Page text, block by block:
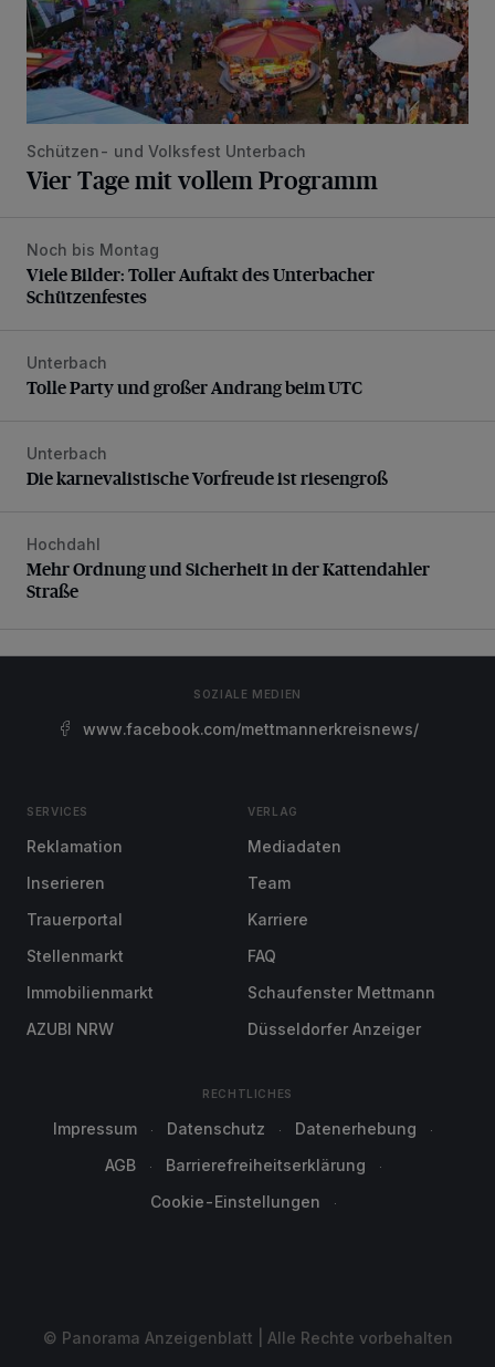
Schützen- und Volksfest Unterbach
Vier Tage mit vollem Programm
Viele Bilder: Toller Auftakt des Unterbacher
Noch bis Montag
Viele Bilder: Toller Auftakt des Unterbacher
Schützenfestes
Tolle Party und großer Andrang beim UTC
Unterbach
Tolle Party und großer Andrang beim UTC
Die karnevalistische Vorfreude ist riesengroß
Unterbach
Die karnevalistische Vorfreude ist riesengroß
Mehr Ordnung und Sicherheit in der Kattendahler Straße
Hochdahl
Mehr Ordnung und Sicherheit in der Kattendahler
Straße
SOZIALE MEDIEN
www.facebook.com/mettmannerkreisnews/
SERVICES
Reklamation
Inserieren
Trauerportal
Stellenmarkt
Immobilienmarkt
AZUBI NRW
VERLAG
Mediadaten
Team
Karriere
FAQ
Schaufenster Mettmann
Düsseldorfer Anzeiger
RECHTLICHES
Impressum Datenschutz
Datenerhebung
AGB
Barrierefreiheitserklärung
Cookie-Einstellungen
© Panorama Anzeigenblatt | Alle Rechte vorbehalten